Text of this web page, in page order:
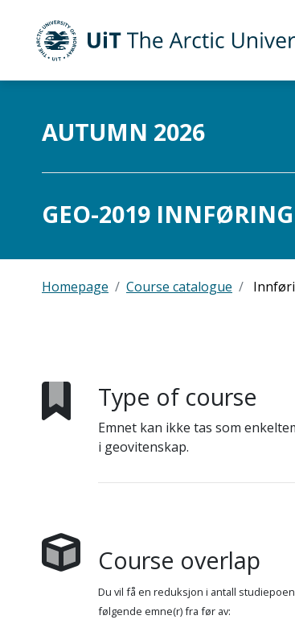
UiT The Arctic University of
AUTUMN 2026
GEO-2019
Homepage Course catalogue
Type of course
Emnet kan ikke tas som
i geovitenskap.
Course overlap
Du vil få en reduksjon i antall
følgende emne(r) fra før av: